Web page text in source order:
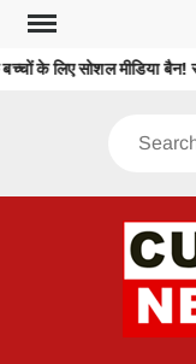
Skip
content
के लिए सोशल मीडिया बैन!
Search